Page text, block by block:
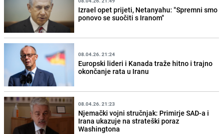
Izrael opet prijeti, Netanyahu: "Spremni smo
ponovo se suočiti s Iranom"
08.04.26. 21:24
Europski lideri i Kanada traže hitno i trajno
okončanje rata u Iranu
08.04.26. 21:23
Njemački vojni stručnjak: Primirje SAD-a i
Irana ukazuje na strateški poraz
Washingtona